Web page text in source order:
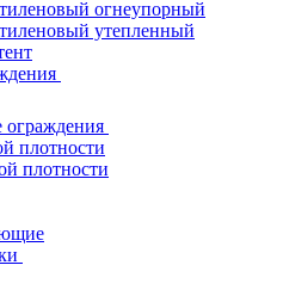
огнеупорный
утепленный
плотности
плотности